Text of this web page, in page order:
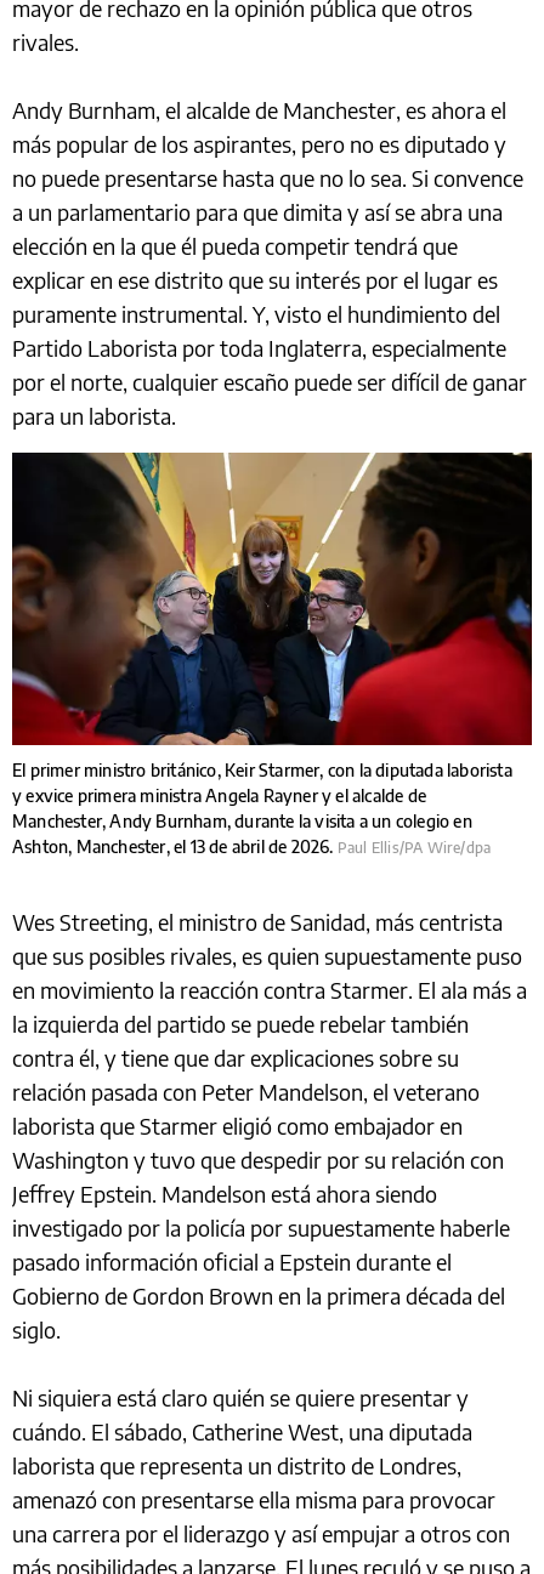
mayor de rechazo en la opinión pública que otros
rivales.
Andy Burnham, el alcalde de Manchester, es ahora el
más popular de los aspirantes, pero no es diputado y
no puede presentarse hasta que no lo sea. Si convence
a un parlamentario para que dimita y así se abra una
elección en la que él pueda competir tendrá que
explicar en ese distrito que su interés por el lugar es
puramente instrumental. Y, visto el hundimiento del
Partido Laborista por toda Inglaterra, especialmente
por el norte, cualquier escaño puede ser difícil de ganar
para un laborista.
El primer ministro británico, Keir Starmer, con la diputada laborista
y exvice primera ministra Angela Rayner y el alcalde de
Manchester, Andy Burnham, durante la visita a un colegio en
Ashton, Manchester, el 13 de abril de 2026. Paul Ellis/PA Wire/dpa
Wes Streeting, el ministro de Sanidad, más centrista
que sus posibles rivales, es quien supuestamente puso
en movimiento la reacción contra Starmer. El ala más a
la izquierda del partido se puede rebelar también
contra él, y tiene que dar explicaciones sobre su
relación pasada con Peter Mandelson, el veterano
laborista que Starmer eligió como embajador en
Washington y tuvo que despedir por su relación con
Jeffrey Epstein. Mandelson está ahora siendo
investigado por la policía por supuestamente haberle
pasado información oficial a Epstein durante el
Gobierno de Gordon Brown en la primera década del
siglo.
Ni siquiera está claro quién se quiere presentar y
cuándo. El sábado, Catherine West, una diputada
laborista que representa un distrito de Londres,
amenazó con presentarse ella misma para provocar
una carrera por el liderazgo y así empujar a otros con
más posibilidades a lanzarse. El lunes reculó y se puso a